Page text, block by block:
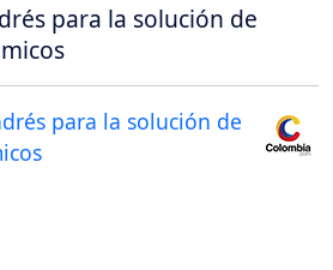
para la solución de